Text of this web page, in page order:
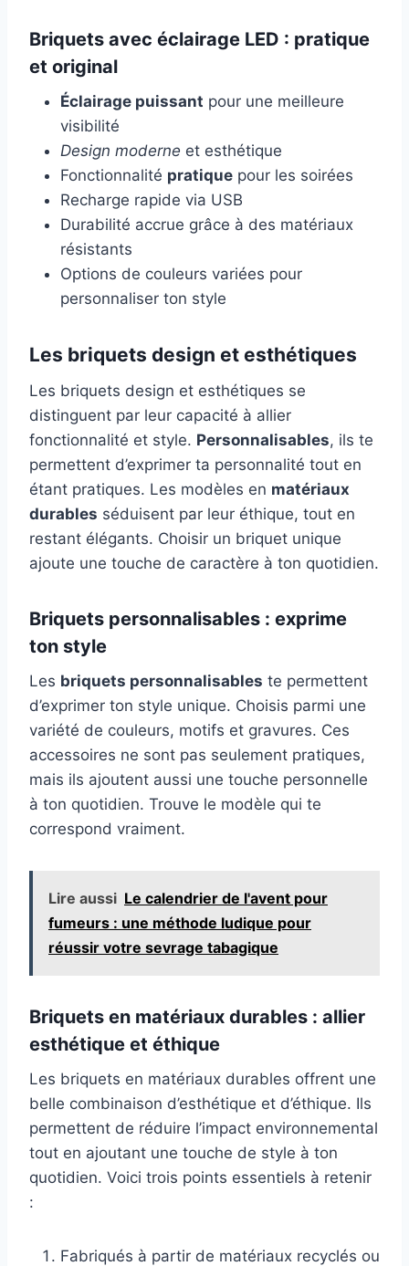
Briquets avec éclairage LED : pratique
et original
Éclairage puissant pour une meilleure
visibilité
Design moderne et esthétique
Fonctionnalité pratique pour les soirées
Recharge rapide via USB
Durabilité accrue grâce à des matériaux
résistants
Options de couleurs variées pour
personnaliser ton style
Les briquets design et esthétiques
Les briquets design et esthétiques se
distinguent par leur capacité à allier
fonctionnalité et style. Personnalisables, ils te
permettent d’exprimer ta personnalité tout en
étant pratiques. Les modèles en matériaux
durables séduisent par leur éthique, tout en
restant élégants. Choisir un briquet unique
ajoute une touche de caractère à ton quotidien.
Briquets personnalisables : exprime
ton style
Les briquets personnalisables te permettent
d’exprimer ton style unique. Choisis parmi une
variété de couleurs, motifs et gravures. Ces
accessoires ne sont pas seulement pratiques,
mais ils ajoutent aussi une touche personnelle
à ton quotidien. Trouve le modèle qui te
correspond vraiment.
Lire aussi Le calendrier de l'avent pour
fumeurs : une méthode ludique pour
réussir votre sevrage tabagique
Briquets en matériaux durables : allier
esthétique et éthique
Les briquets en matériaux durables offrent une
belle combinaison d’esthétique et d’éthique. Ils
permettent de réduire l’impact environnemental
tout en ajoutant une touche de style à ton
quotidien. Voici trois points essentiels à retenir
:
Fabriqués à partir de matériaux recyclés ou